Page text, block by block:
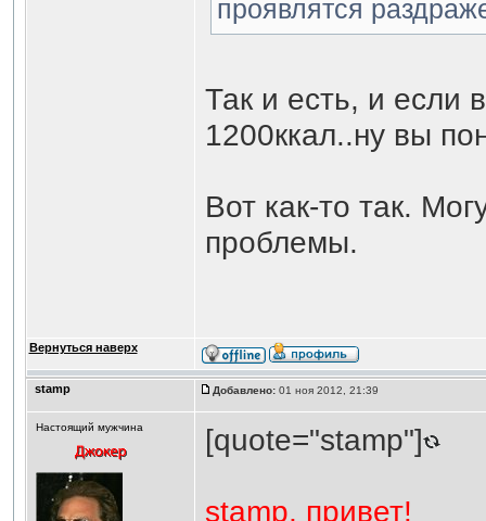
проявлятся
Так и есть, и если
1200ккал..ну вы
Вот как-то так.
проблемы.
Вернуться наверх
stamp Добавлено:01 ноя 2012, 21:39
Настоящий мужчина [quote="stamp"]
stamp, привет!